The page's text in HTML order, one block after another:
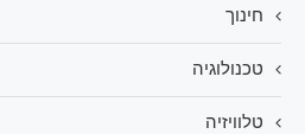
חינוך
טכנולוגיה
טלוויזיה